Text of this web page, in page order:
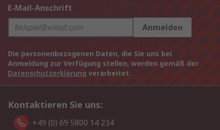
E-Mail-Anschrift
Anmelden
Die personenbezogenen Daten, die Sie uns bei
Anmeldung zur Verfügung stellen, werden gemäß der
Datenschutzerklärung verarbeitet.
Kontaktieren Sie uns:
+49 (0) 69 5800 14 234